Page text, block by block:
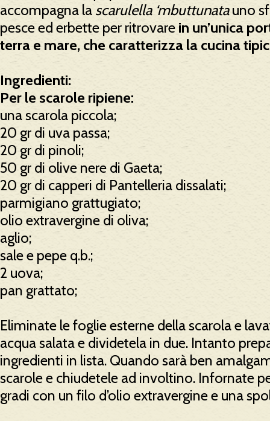
accompagna la scarulella ‘mbuttunatauno
pesce ed erbette per ritrovare in un’unica
terra e mare, che caratterizza la cucina
Ingredienti:
Per le scarole ripiene:
una scarola piccola;
20 gr di uva passa;
20 gr di pinoli;
50 gr di olive nere di Gaeta;
20 gr di capperi di Pantelleria dissalati;
parmigiano grattugiato;
olio extravergine di oliva;
aglio;
sale e pepe q.b.;
2 uova;
pan grattato;
Eliminate le foglie esterne della scarola e
acqua salata e dividetela in due. Intanto
ingredienti in lista. Quando sarà ben
scarole e chiudetele ad involtino. Infornate
gradi con un filo d’olio extravergine e una